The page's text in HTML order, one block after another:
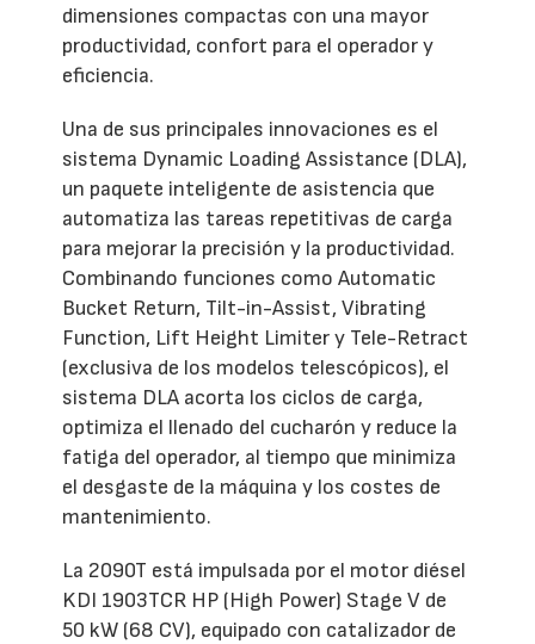
dimensiones compactas con una mayor
productividad, confort para el operador y
eficiencia.
Una de sus principales innovaciones es el
sistema Dynamic Loading Assistance (DLA),
un paquete inteligente de asistencia que
automatiza las tareas repetitivas de carga
para mejorar la precisión y la productividad.
Combinando funciones como Automatic
Bucket Return, Tilt-in-Assist, Vibrating
Function, Lift Height Limiter y Tele-Retract
(exclusiva de los modelos telescópicos), el
sistema DLA acorta los ciclos de carga,
optimiza el llenado del cucharón y reduce la
fatiga del operador, al tiempo que minimiza
el desgaste de la máquina y los costes de
mantenimiento.
La 2090T está impulsada por el motor diésel
KDI 1903TCR HP (High Power) Stage V de
50 kW (68 CV), equipado con catalizador de